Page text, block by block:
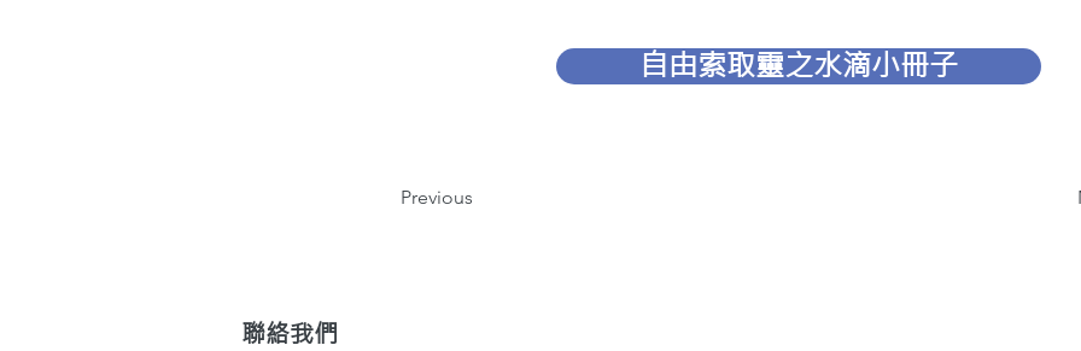
自由索取靈之水滴小冊子
Previous
聯絡我們